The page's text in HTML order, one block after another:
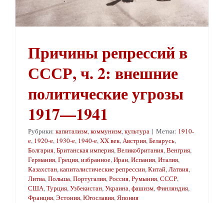
Причины репрессий в
СССР, ч. 2: внешние
политические угрозы
1917—1941
Рубрики: капитализм,коммунизм,культура | Метки: 1910-
е, 1920-е, 1930-е, 1940-е,XX век,Австрия,Беларусь,
Болгария,Британская империя,Великобритания,Венгрия,
Германия,Греция,избранное,Иран,Испания,Италия,
Казахстан,капиталистические репрессии,Китай,Латвия,
Литва,Польша,Португалия,Россия,Румыния,СССР,
США,Турция,Узбекистан,Украина,фашизм,Финляндия,
Франция,Эстония,Югославия,Япония